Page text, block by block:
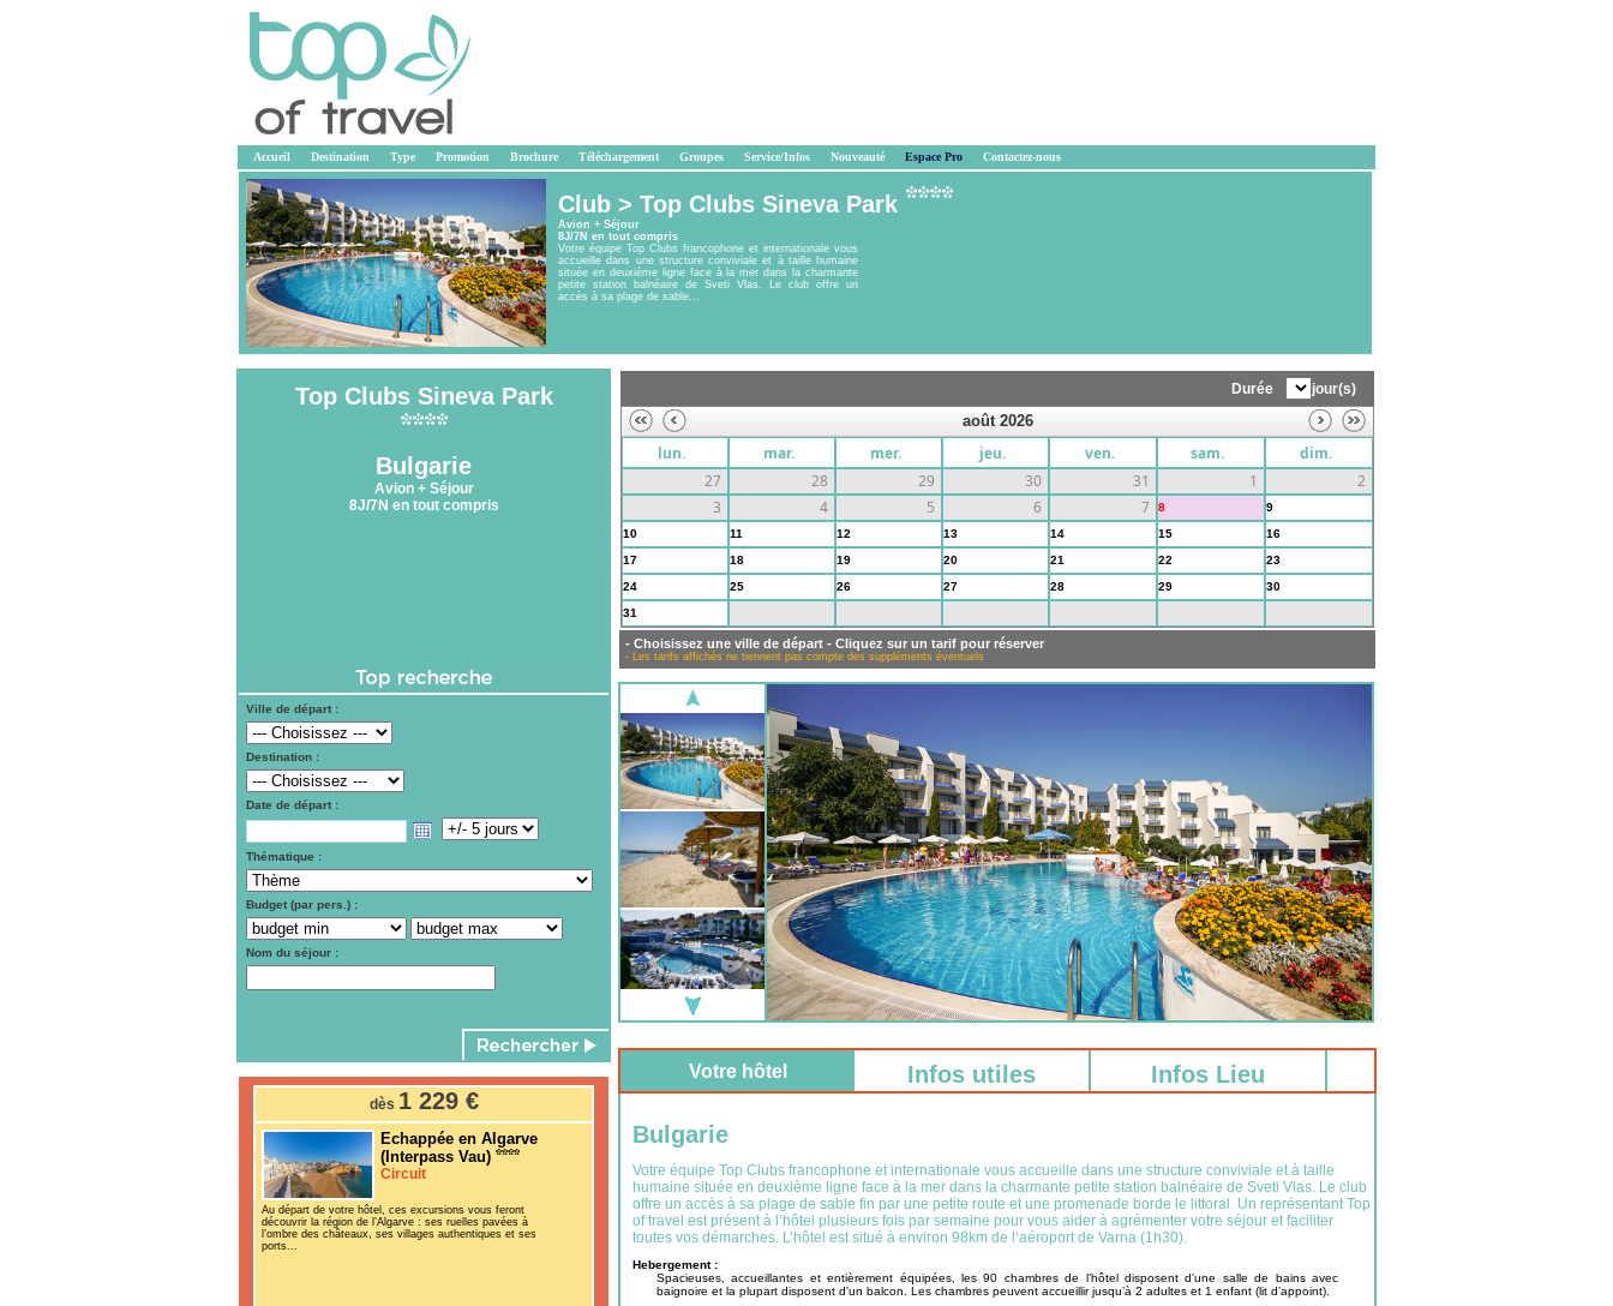
Accueil Destination Type Promotion Brochure Téléchargement Groupes Service/Infos Nouveauté Espace Pro Contactez-nous
Club > Top Clubs Sineva Park
Avion + Séjour
8J/7N en tout compris
Votre équipe Top Clubs francophone et internationale vous
accueille dans une structure conviviale et à taille humaine
située en deuxième ligne face à la mer dans la charmante
petite station balnéaire de Sveti Vlas. Le club offre un
accès à sa plage de sable...
Top Clubs Sineva Park
Bulgarie
Avion + Séjour
8J/7N en tout compris
Ville de départ :
Destination :
Date de départ :
Thématique :
Budget (par pers.) :
Nom du séjour :
dès 1 229 €
Echappée en Algarve
(Interpass Vau)
Circuit
Au départ de votre hôtel, ces excursions vous feront
découvrir la région de l’Algarve : ses ruelles pavées à
l’ombre des châteaux, ses villages authentiques et ses
ports...
Durée jour(s)
août 2026
lun.
mar. mer. jeu. ven. sam.
dim.
27
28 29 30 31 1
2
3
4 5 6 7 8
9
10
11 12 13 14 15
16
17
18 19 20 21 22
23
24
25 26 27 28 29
30
31
- Choisissez une ville de départ - Cliquez sur un tarif pour réserver
- Les tarifs affichés ne tiennent pas compte des suppléments éventuels
Votre hôtel Infos utiles Infos Lieu
Bulgarie
Votre équipe Top Clubs francophone et internationale vous accueille dans une structure conviviale et à taille
humaine située en deuxième ligne face à la mer dans la charmante petite station balnéaire de Sveti Vlas. Le club
offre un accès à sa plage de sable fin par une petite route et une promenade borde le littoral. Un représentant Top
of travel est présent à l’hôtel plusieurs fois par semaine pour vous aider à agrémenter votre séjour et faciliter
toutes vos démarches. L’hôtel est situé à environ 98km de l’aéroport de Varna (1h30).
Hebergement :
Spacieuses, accueillantes et entièrement équipées, les 90 chambres de l’hôtel disposent d’une salle de bains avec
baignoire et la plupart disposent d’un balcon. Les chambres peuvent accueillir jusqu’à 2 adultes et 1 enfant (lit d’appoint).